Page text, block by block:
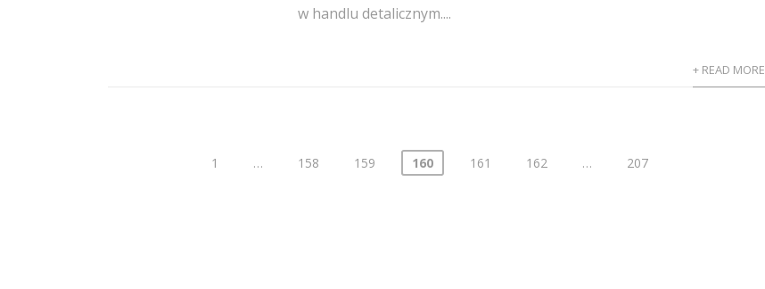
w handlu detalicznym....
+ READ MORE
1 … 158 159 160 161 162 … 207